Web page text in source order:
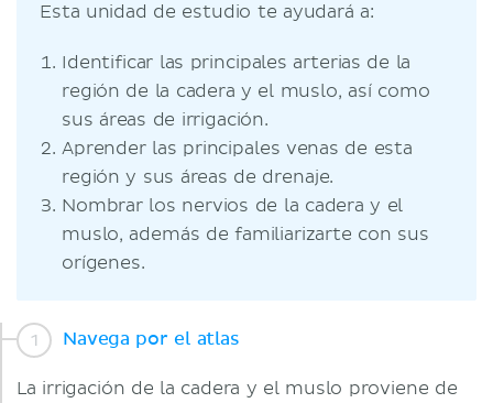
Esta unidad de estudio te ayudará a:
Identificar las principales arterias de la
región de la cadera y el muslo, así como
sus áreas de irrigación.
Aprender las principales venas de esta
región y sus áreas de drenaje.
Nombrar los nervios de la cadera y el
muslo, además de familiarizarte con sus
orígenes.
Navega por el atlas
La irrigación de la cadera y el muslo proviene de